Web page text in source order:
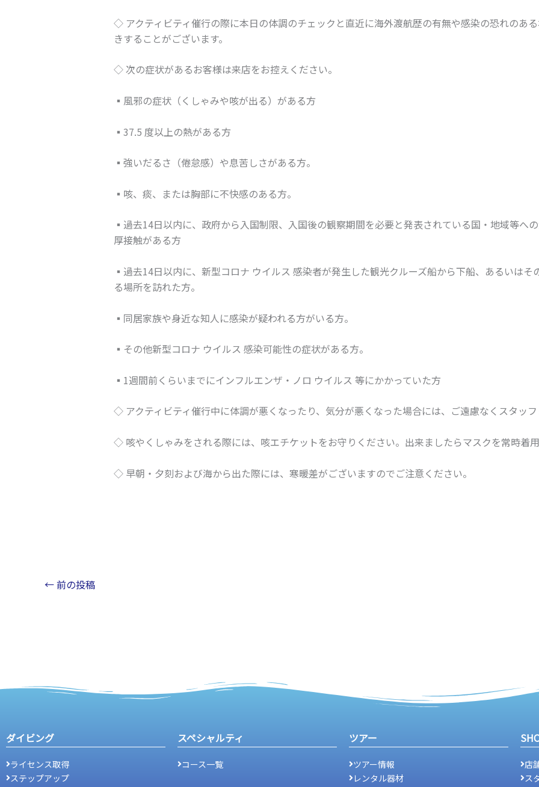
◇ アクティビティ催行の際に本日の体調のチェックと直近に海外渡航歴の有無や感染の恐れのあ
きすることがございます。
◇ 次の症状があるお客様は来店をお控えください。
▪風邪の症状（くしゃみや咳が出る）がある方
▪37.5 度以上の熱がある方
▪強いだるさ（倦怠感）や息苦しさがある方。
▪咳、痰、または胸部に不快感のある方。
▪過去14日以内に、政府から入国制限、入国後の観察期間を必要と発表されている国・地域等へ
厚接触がある方
▪過去14日以内に、新型コロナ ウイルス 感染者が発生した観光クルーズ船から下船、あるいは
る場所を訪れた方。
▪同居家族や身近な知人に感染が疑われる方がいる方。
▪その他新型コロナ ウイルス 感染可能性の症状がある方。
▪1週間前くらいまでにインフルエンザ・ノロ ウイルス 等にかかっていた方
◇ アクティビティ催行中に体調が悪くなったり、気分が悪くなった場合には、ご遠慮なくスタッ
◇ 咳やくしゃみをされる際には、咳エチケットをお守りください。出来ましたらマスクを常時着
◇ 早朝・夕刻および海から出た際には、寒暖差がございますのでご注意ください。
←前の投稿
ダイビング
ライセンス取得
ステップアップ
スペシャルティ
コース一覧
ツアー
ツアー情報
レンタル器材
店
ス